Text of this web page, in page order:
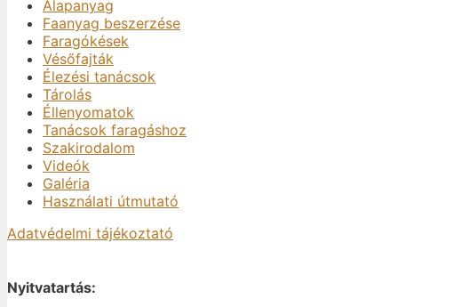
Alapanyag
Faanyag beszerzése
Faragókések
Vésőfajták
Élezési tanácsok
Tárolás
Éllenyomatok
Tanácsok faragáshoz
Szakirodalom
Videók
Galéria
Használati útmutató
Adatvédelmi tájékoztató
Nyitvatartás: